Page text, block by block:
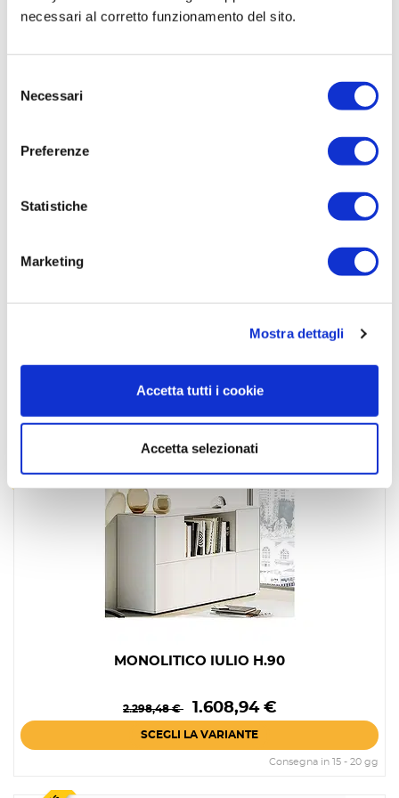
necessari al corretto funzionamento del sito.
delNecessari
Preferenze
Statistiche
Marketing
Mostra dettagli
Accetta tutti i cookie
Accetta selezionati
sped gratis
1.787,42 €
SCEGLI LA VARIANTE
MONOLITICO IULIO H.90
Prezzo
Prezzo
base
2.298,48 € 1.608,94 €
SCEGLI LA VARIANTE
Consegna in 15 - 20 gg